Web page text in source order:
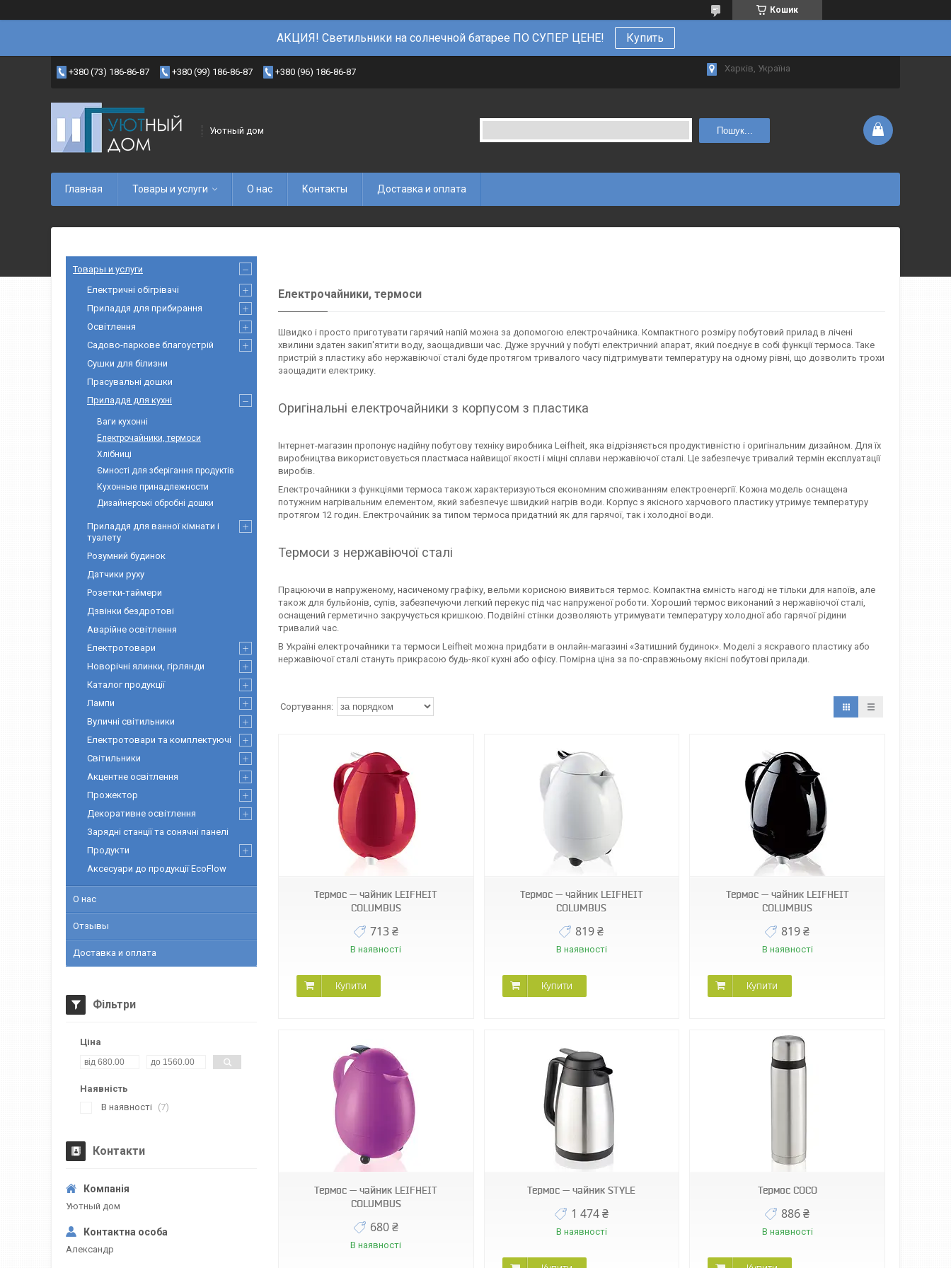
Кошик
АКЦИЯ! Светильники на солнечной батарее ПО СУПЕР ЦЕНЕ! Купить
+380 (73) 186-86-87 +380 (99) 186-86-87 +380 (96) 186-86-87 Харків, Україна
Уютный дом Пошук...
Главная Товары и услуги О нас Контакты Доставка и оплата
Електрочайники, термоси
Швидко і просто приготувати гарячий напій можна за допомогою електрочайника. Компактного розміру побутовий прилад в лічені
хвилини здатен закип'ятити воду, заощадивши час. Дуже зручний у побуті електричний апарат, який поєднує в собі функції термоса. Таке
пристрій з пластику або нержавіючої сталі буде протягом тривалого часу підтримувати температуру на одному рівні, що дозволить трохи
заощадити електрику.
Оригінальні електрочайники з корпусом з пластика
Інтернет-магазин пропонує надійну побутову техніку виробника Leifheit, яка відрізняється продуктивністю і оригінальним дизайном. Для їх
виробництва використовується пластмаса найвищої якості і міцні сплави нержавіючої сталі. Це забезпечує тривалий термін експлуатації
виробів.
Електрочайники з функціями термоса також характеризуються економним споживанням електроенергії. Кожна модель оснащена
потужним нагрівальним елементом, який забезпечує швидкий нагрів води. Корпус з якісного харчового пластику утримує температуру
протягом 12 годин. Електрочайник за типом термоса придатний як для гарячої, так і холодної води.
Термоси з нержавіючої сталі
Працюючи в напруженому, насиченому графіку, вельми корисною виявиться термос. Компактна ємність нагоді не тільки для напоїв, але
також для бульйонів, супів, забезпечуючи легкий перекус під час напруженої роботи. Хороший термос виконаний з нержавіючої сталі,
оснащений герметично закручується кришкою. Подвійні стінки дозволяють утримувати температуру холодної або гарячої рідини
тривалий час.
В Україні електрочайники та термоси Leifheit можна придбати в онлайн-магазині «Затишний будинок». Моделі з яскравого пластику або
нержавіючої сталі стануть прикрасою будь-якої кухні або офісу. Помірна ціна за по-справжньому якісні побутові прилади.
28336
Термос — чайник LEIFHEIT
COLUMBUS
713 ₴
В наявності
Купити
Термос — чайник LEIFHEIT
COLUMBUS
819 ₴
В наявності
Купити
Термос — чайник LEIFHEIT
COLUMBUS
819 ₴
В наявності
Купити
Термос — чайник LEIFHEIT
COLUMBUS
680 ₴
В наявності
Термос — чайник STYLE
1 474 ₴
В наявності
Термос COCO
886 ₴
В наявності
Товары и услуги
Електричні обігрівачі
Приладдя для прибирання
Освітлення
Садово-паркове благоустрій
Сушки для білизни
Прасувальні дошки
Приладдя для кухні
Ваги кухонні
Електрочайники, термоси
Хлібниці
Ємності для зберігання продуктів
Кухонные принадлежности
Дизайнерські обробні дошки
Приладдя для ванної кімнати і
туалету
Розумний будинок
Датчики руху
Розетки-таймери
Дзвінки бездротові
Аварійне освітлення
Електротовари
Новорічні ялинки, гірлянди
Каталог продукції
Лампи
Вуличні світильники
Електротовари та комплектуючі
Світильники
Акцентне освітлення
Прожектор
Декоративне освітлення
Зарядні станції та сонячні панелі
Продукти
Аксесуари до продукції EcoFlow
О нас
Отзывы
Доставка и оплата
Фільтри
Ціна
Наявність
В наявності
7
Контакти
Уютный дом
Александр